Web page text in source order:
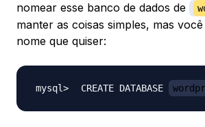
nomear esse banco de dados de
manter as coisas simples, mas
nome que quiser:
CREATE DATABASE